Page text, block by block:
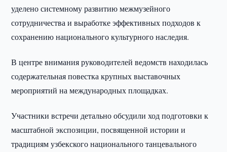
уделено системному развитию межмузейного
сотрудничества и выработке эффективных подходов к
сохранению национального культурного наследия.
В центре внимания руководителей ведомств находилась
содержательная повестка крупных выставочных
мероприятий на международных площадках.
Участники встречи детально обсудили ход подготовки к
масштабной экспозиции, посвященной истории и
традициям узбекского национального танцевального